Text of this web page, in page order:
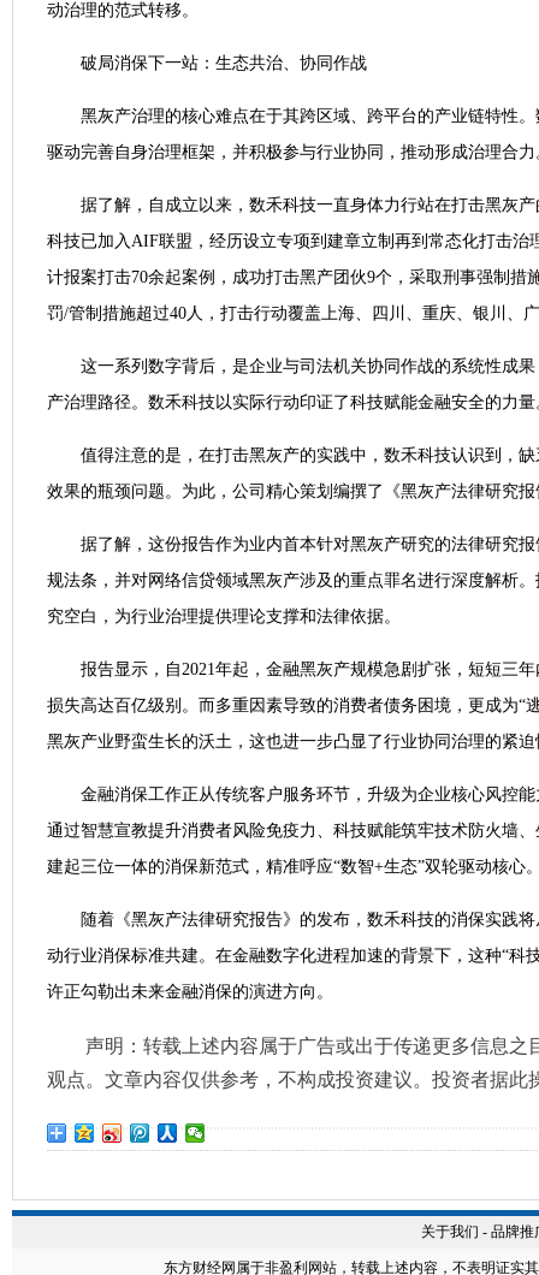
动治理的范式转移。
破局消保下一站：生态共治、协同作战
黑灰产治理的核心难点在于其跨区域、跨平台的产业链特性
驱动完善自身治理框架，并积极参与行业协同，推动形成治理合力
据了解，自成立以来，数禾科技一直身体力行站在打击黑灰
科技已加入AIF联盟，经历设立专项到建章立制再到常态化打击治
计报案打击70余起案例，成功打击黑产团伙9个，采取刑事强制措
罚/管制措施超过40人，打击行动覆盖上海、四川、重庆、银川、
这一系列数字背后，是企业与司法机关协同作战的系统性成
产治理路径。数禾科技以实际行动印证了科技赋能金融安全的力量
值得注意的是，在打击黑灰产的实践中，数禾科技认识到，
效果的瓶颈问题。为此，公司精心策划编撰了《黑灰产法律研究
据了解，这份报告作为业内首本针对黑灰产研究的法律研究
规法条，并对网络信贷领域黑灰产涉及的重点罪名进行深度解析
究空白，为行业治理提供理论支撑和法律依据。
报告显示，自2021年起，金融黑灰产规模急剧扩张，短短三
损失高达百亿级别。而多重因素导致的消费者债务困境，更成为“
黑灰产业野蛮生长的沃土，这也进一步凸显了行业协同治理的紧迫
金融消保工作正从传统客户服务环节，升级为企业核心风控
通过智慧宣教提升消费者风险免疫力、科技赋能筑牢技术防火墙
建起三位一体的消保新范式，精准呼应“数智+生态”双轮驱动核心
随着《黑灰产法律研究报告》的发布，数禾科技的消保实践
动行业消保标准共建。在金融数字化进程加速的背景下，这种“科
许正勾勒出未来金融消保的演进方向。
声明：转载上述内容属于广告或出于传递更多信息之
观点。文章内容仅供参考，不构成投资建议。投资者据此
关于我们 - 品牌推
东方财经网 属于非盈利网站，转载上述内容，不表明证实